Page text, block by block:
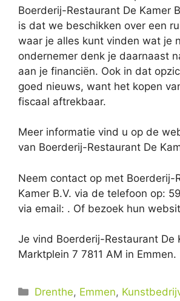
Boerderij-Restaurant De Kamer
is dat we beschikken over een
waar je alles kunt vinden wat je
ondernemer denk je daarnaast
aan je financiën. Ook in dat
goed nieuws, want het kopen
fiscaal aftrekbaar.
Meer informatie vind u op de
van Boerderij-Restaurant De
Neem contact op met Boerderij-
Kamer B.V. via de telefoon op:
via email: . Of bezoek hun
Je vind Boerderij-Restaurant De
Marktplein 7 7811 AM in Emmen.
Categorieën
Drenthe, Emmen,